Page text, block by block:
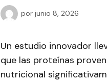
por junio 8, 2026
Un estudio innovador
que las proteínas
nutricional